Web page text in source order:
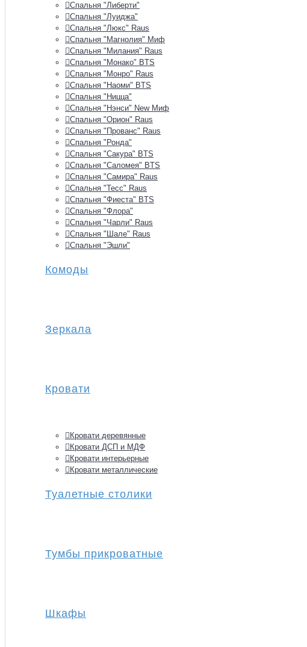
Спальня "Либерти"
Спальня "Луиджа"
Спальня "Люкс" Raus
Спальня "Магнолия" Миф
Спальня "Милания" Raus
Спальня "Монако" BTS
Спальня "Монро" Raus
Спальня "Наоми" BTS
Спальня "Ницца"
Спальня "Нэнси" New Миф
Спальня "Орион" Raus
Спальня "Прованс" Raus
Спальня "Ронда"
Спальня "Сакура" BTS
Спальня "Саломея" BTS
Спальня "Самира" Raus
Спальня "Тесс" Raus
Спальня "Фиеста" BTS
Спальня "Флора"
Спальня "Чарли" Raus
Спальня "Шале" Raus
Спальня "Эшли"
Комоды
Зеркала
Кровати
Кровати деревянные
Кровати ДСП и МДФ
Кровати интерьерные
Кровати металлические
Туалетные столики
Тумбы прикроватные
Шкафы